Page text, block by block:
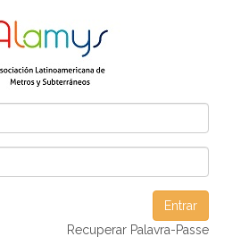
Entrar
Recuperar Palavra-Passe